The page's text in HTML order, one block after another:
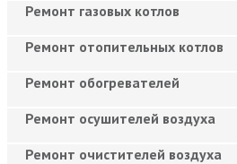
Ремонт газовых котлов
Ремонт отопительных котлов
Ремонт обогревателей
Ремонт осушителей воздуха
Ремонт очистителей воздуха